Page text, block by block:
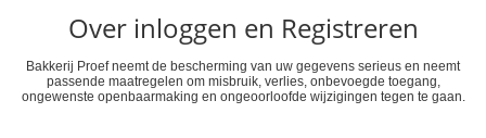
Over inloggen en Registreren
Bakkerij Proef neemt de bescherming van uw gegevens serieus en neemt
passende maatregelen om misbruik, verlies, onbevoegde toegang,
ongewenste openbaarmaking en ongeoorloofde wijzigingen tegen te gaan.